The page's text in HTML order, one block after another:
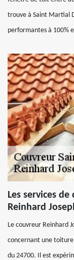
trouve à Saint Martial
performantes à 100%
Les services
Reinhard
Le couvreur Reinhard
concernant une
du 24700. Il est